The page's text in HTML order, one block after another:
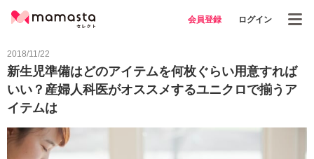
会員登録 ログイン
2018/11/22
新生児準備はどのアイテムを何枚ぐらい用意すれば
いい？産婦人科医がオススメするユニクロで揃うア
イテムは